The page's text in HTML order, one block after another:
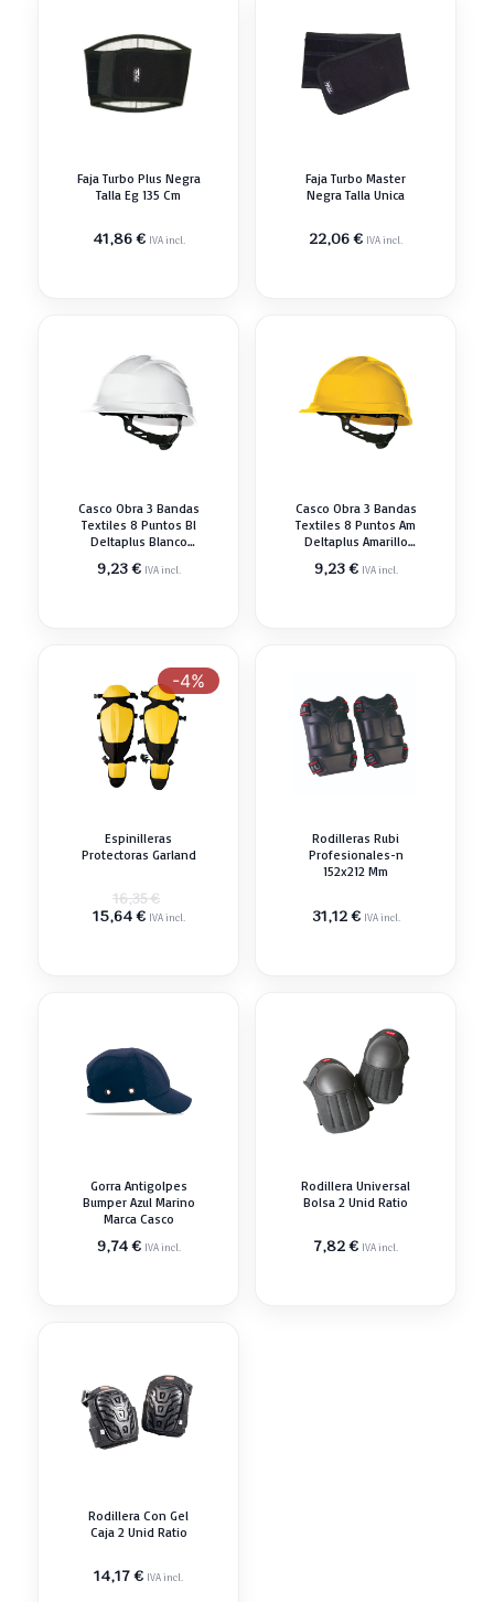
Faja Turbo Plus Negra
Talla Eg 135 Cm
41,86€ IVA incl.
Faja Turbo Master
Negra Talla Unica
22,06€ IVA incl.
Casco Obra 3 Bandas
Textiles 8 Puntos Bl
Deltaplus Blanco
9,23€ IVA incl.
Casco Obra 3 Bandas
Textiles 8 Puntos Am
Deltaplus Amarillo
9,23€ IVA incl.
-4%
Espinilleras
Protectoras Garland
16,35€
precio
15,64€ElIVA incl.
Rodilleras Rubi
Profesionales-n
152x212 Mm
31,12€ IVA incl.
Gorra Antigolpes
Bumper Azul Marino
Marca Casco
9,74€ IVA incl.
Rodillera Universal
Bolsa 2 Unid Ratio
7,82€ IVA incl.
Rodillera Con Gel
Caja 2 Unid Ratio
14,17€ IVA incl.